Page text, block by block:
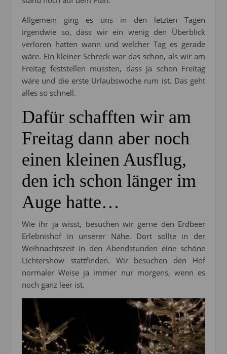
Allgemein ging es uns in den letzten Tagen
irgendwie so, dass wir ein wenig den Überblick
verloren hatten wann und welcher Tag es gerade
wäre. Ein kleiner Schreck war das schon, als wir am
Freitag feststellen mussten, dass ja schon Freitag
wäre und die erste Urlaubswoche rum ist. Das geht
alles so schnell.
Dafür schafften wir am
Freitag dann aber noch
einen kleinen Ausflug,
den ich schon länger im
Auge hatte…
Wie ihr ja wisst, besuchen wir gerne den Erdbeer
Erlebnishof in unserer Nähe. Dort sollte in der
Weihnachtszeit in den Abendstunden eine schöne
Lichtershow stattfinden. Wir besuchen den Hof
normaler Weise ja immer nur morgens, wenn es
noch ganz leer ist.